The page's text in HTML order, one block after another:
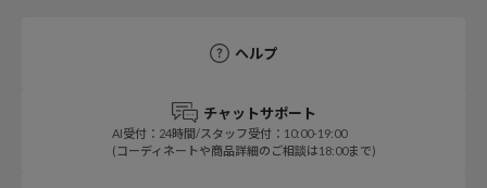
ヘルプ
チャットサポート
AI受付：24時間/スタッフ受付：10:00-19:00
(コーディネートや商品詳細のご相談は18:00まで)